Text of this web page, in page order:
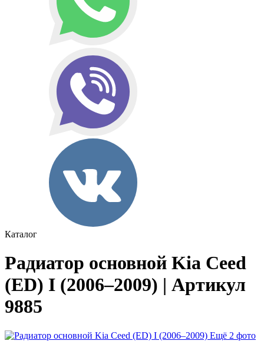
Каталог
Радиатор основной Kia Ceed
(ED) I (2006–2009) | Артикул
9885
Ещё 2 фото